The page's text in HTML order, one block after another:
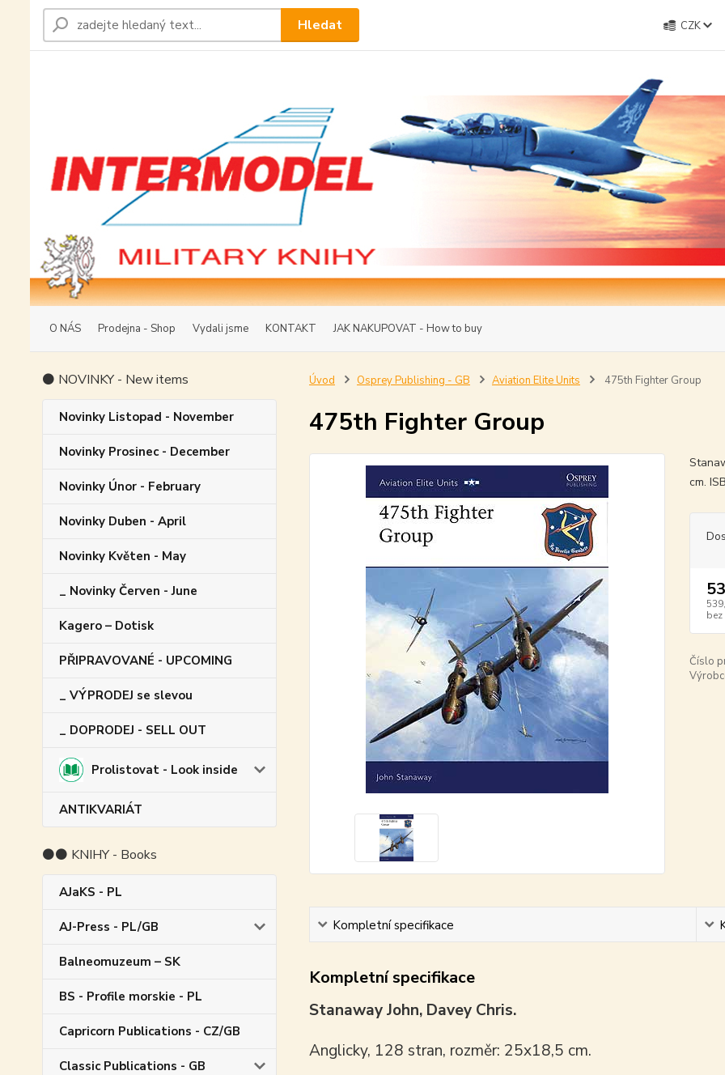
O NÁS Prodejna - Shop Vydali jsme KONTAKT JAK NAKUPOVAT - How to buy
CZK
Hledat
⚫ NOVINKY - New items
Novinky Listopad - November
Novinky Prosinec - December
Novinky Únor - February
Novinky Duben - April
Novinky Květen - May
_ Novinky Červen - June
Kagero – Dotisk
PŘIPRAVOVANÉ - UPCOMING
_ VÝPRODEJ se slevou
_ DOPRODEJ - SELL OUT
Prolistovat - Look inside
ANTIKVARIÁT
⚫⚫ KNIHY - Books
AJaKS - PL
AJ-Press - PL/GB
Balneomuzeum – SK
BS - Profile morskie - PL
Capricorn Publications - CZ/GB
Classic Publications - GB
Úvod Osprey Publishing - GB Aviation Elite Units 475th Fighter Group
475th Fighter Group
cm.
bez
Číslo
Kompletní specifikace
Kompletní specifikace
Stanaway John, Davey Chris.
Anglicky, 128 stran, rozměr: 25x18,5 cm.